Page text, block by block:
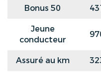
Bonus 50
Jeune
conducteur
Assuré au km